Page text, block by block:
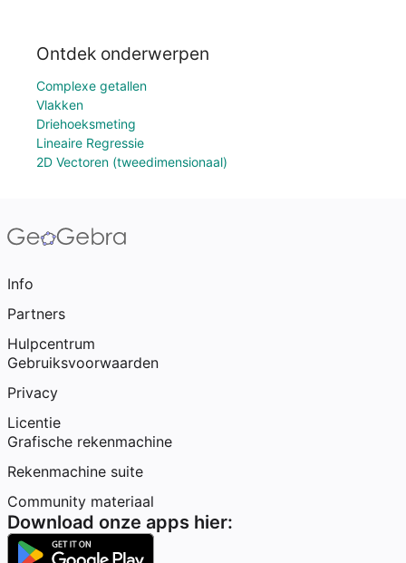
Ontdek onderwerpen
Complexe getallen
Vlakken
Driehoeksmeting
Lineaire Regressie
2D Vectoren (tweedimensionaal)
Info
Partners
Hulpcentrum
Gebruiksvoorwaarden
Privacy
Licentie
Grafische rekenmachine
Rekenmachine suite
Community materiaal
Download onze apps hier: